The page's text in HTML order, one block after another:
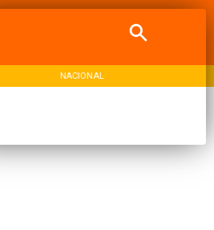
NACIONAL